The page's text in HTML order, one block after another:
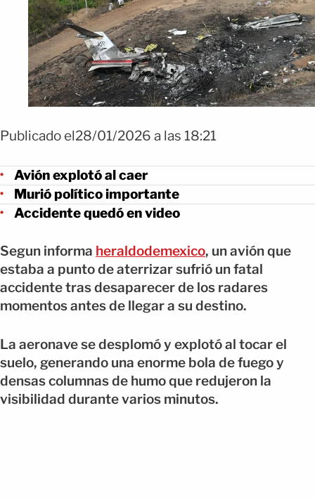
Publicado el28/01/2026 a las 18:21
Avión explotó al caer
Murió político importante
Accidente quedó en video
Segun informa heraldodemexico, un avión que
estaba a punto de aterrizar sufrió un fatal
accidente tras desaparecer de los radares
momentos antes de llegar a su destino.
La aeronave se desplomó y explotó al tocar el
suelo, generando una enorme bola de fuego y
densas columnas de humo que redujeron la
visibilidad durante varios minutos.